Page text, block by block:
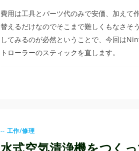
費用は工具とパーツ代のみで安価、加えて
替えるだけなのでそこまで難しくもなさそ
してみるのが必然ということで、今回は
トローラーのスティックを直します。
-- 工作/修理